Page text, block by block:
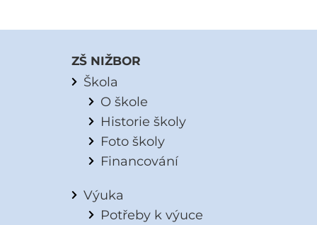
ZŠ NIŽBOR
Škola
O škole
Historie školy
Foto školy
Financování
Výuka
Potřeby k výuce